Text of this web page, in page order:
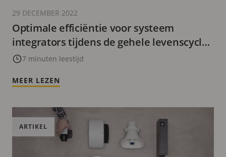
Optimale efficiëntie voor systeem
integrators tijdens de gehele levenscyclus
van het systeem
7 minuten leestijd
29 DECEMBER 2022
MEER LEZEN
ARTIKEL